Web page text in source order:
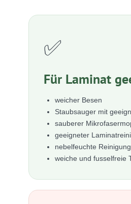
✅
Für Laminat
weicher Besen
Staubsauger mit
sauberer
geeigneter
nebelfeuchte Reinigung
weiche und fusselfreie